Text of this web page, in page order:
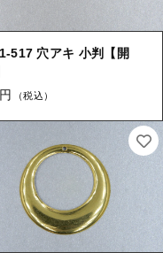
517 穴アキ 小判【開
（税込）
ーツ
ック
ック
イ金具
フ留め